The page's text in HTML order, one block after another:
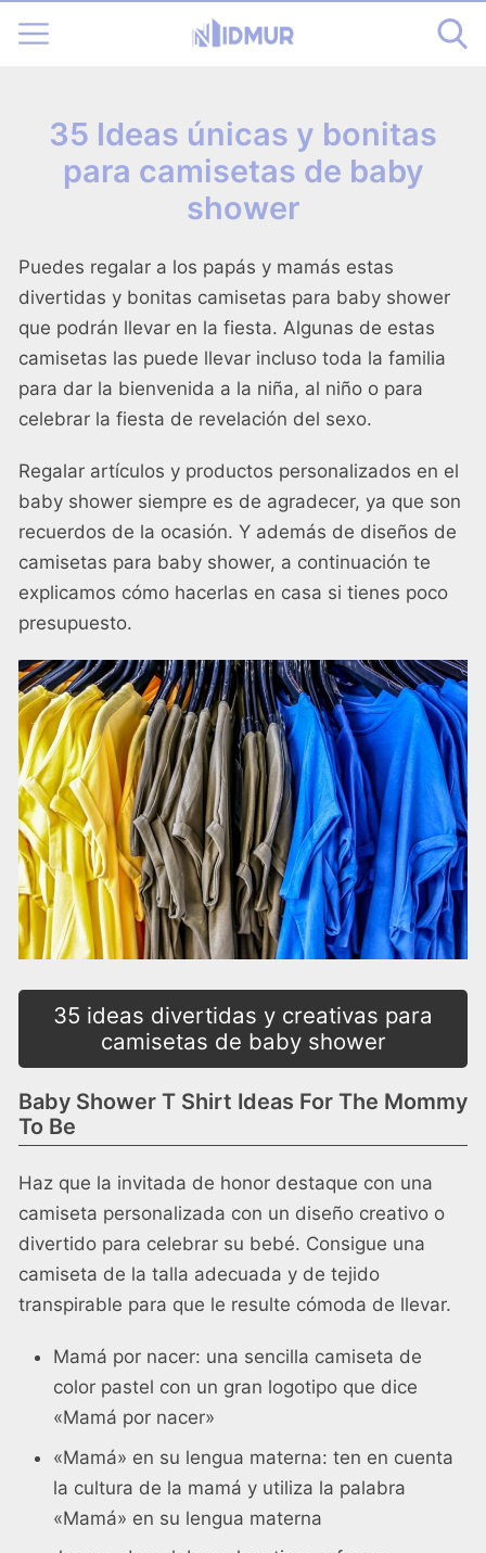
35 Ideas únicas y bonitas
para camisetas de baby
shower
Puedes regalar a los papás y mamás estas
divertidas y bonitas camisetas para baby shower
que podrán llevar en la fiesta. Algunas de estas
camisetas las puede llevar incluso toda la familia
para dar la bienvenida a la niña, al niño o para
celebrar la fiesta de revelación del sexo.
Regalar artículos y productos personalizados en el
baby shower siempre es de agradecer, ya que son
recuerdos de la ocasión. Y además de diseños de
camisetas para baby shower, a continuación te
explicamos cómo hacerlas en casa si tienes poco
presupuesto.
35 ideas divertidas y creativas para
camisetas de baby shower
Baby Shower T Shirt Ideas For The Mommy
To Be
Haz que la invitada de honor destaque con una
camiseta personalizada con un diseño creativo o
divertido para celebrar su bebé. Consigue una
camiseta de la talla adecuada y de tejido
transpirable para que le resulte cómoda de llevar.
Mamá por nacer: una sencilla camiseta de
color pastel con un gran logotipo que dice
«Mamá por nacer»
«Mamá» en su lengua materna: ten en cuenta
la cultura de la mamá y utiliza la palabra
«Mamá» en su lengua materna